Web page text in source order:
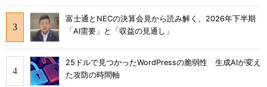
富士通とNECの決算会見から読み解く、2026年下半期
「AI需要」と「収益の見通し」
25ドルで見つかったWordPressの脆弱性 生成AIが変え
た攻防の時間軸